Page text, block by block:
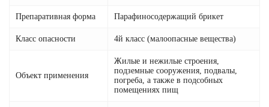
Препаративная форма Парафиносодержащий брикет
Класс опасности 4й класс (малоопасные вещества)
Объект применения
Жилые и нежилые строения,
подземные сооружения, подвалы,
погреба, а также в подсобных
помещениях пищ